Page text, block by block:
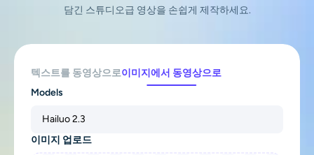
이미지를 비디오로
비디오 효과
AI 키스 생성기
AI 포옹 생성기
텍스트를 이미지로
지원되는 AI 모델
Seedream 5.0 프로
AI 도구
사진 편집 및 제작 도구
가격
담긴 스튜디오급 영상을 손쉽게 제작하세요.
텍스트를 동영상으로이미지에서 동영상으로
Models
Hailuo 2.3
이미지 업로드